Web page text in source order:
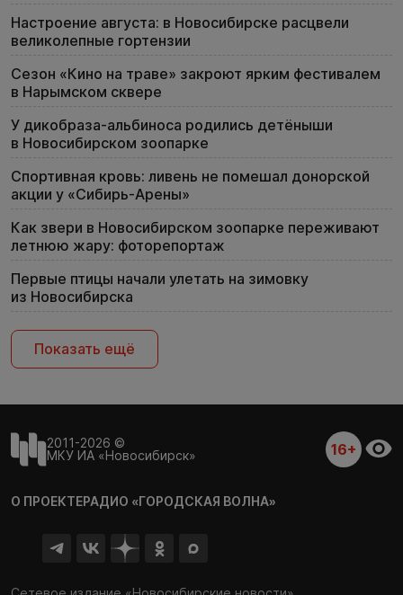
Настроение августа: в Новосибирске расцвели
великолепные гортензии
Сезон «Кино на траве» закроют ярким фестивалем
в Нарымском сквере
У дикобраза-альбиноса родились детёныши
в Новосибирском зоопарке
Спортивная кровь: ливень не помешал донорской
акции у «Сибирь-Арены»
Как звери в Новосибирском зоопарке переживают
летнюю жару: фоторепортаж
Первые птицы начали улетать на зимовку
из Новосибирска
Показать ещё
2011-2026 ©
МКУ ИА «Новосибирск»
16+
О ПРОЕКТЕРАДИО «ГОРОДСКАЯ ВОЛНА»